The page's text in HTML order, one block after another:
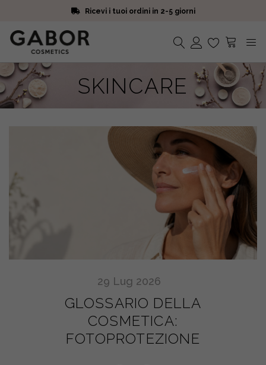
Ricevi i tuoi ordini in 2-5 giorni
Iscriviti alla Newsletter. 15% di sconto e spedizione gratuita
Ricevi i tuoi ordini in 2-5 giorni
Nessun prodotto nel carrello.
SKINCARE
29 Lug 2026
GLOSSARIO DELLA
COSMETICA:
FOTOPROTEZIONE